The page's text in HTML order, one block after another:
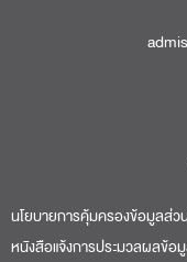
นโยบายการคุ้มครองข้อมูลส่
หนังสือแจ้งการประมวลผลข้อ